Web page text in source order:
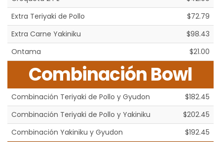
Extra Teriyaki de Pollo
$72.79
Extra Carne Yakiniku
$98.43
Ontama
$21.00
Combinación Bowl
Combinación Teriyaki de Pollo y Gyudon
$182.45
Combinación Teriyaki de Pollo y Yakiniku
$202.45
Combinación Yakiniku y Gyudon
$192.45